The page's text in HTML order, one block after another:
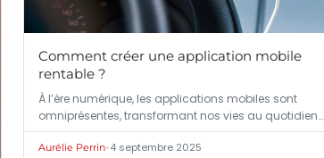
Comment créer une application mobile
rentable ?
À l’ère numérique, les applications mobiles sont
omniprésentes, transformant nos vies au quotidien…
Aurélie Perrin•4 septembre 2025